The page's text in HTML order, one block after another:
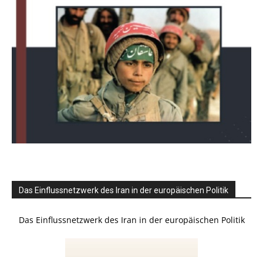
Das Einflussnetzwerk des Iran in der europäischen Politik
Das Einflussnetzwerk des Iran in der europäischen Politik